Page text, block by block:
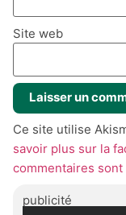
Site web
Ce site utilise
savoir plus sur la
commentaires
publicité